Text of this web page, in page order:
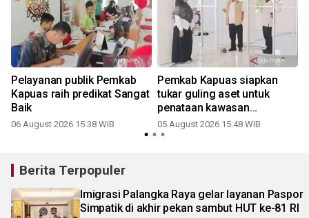
Pelayanan publik Pemkab
Kapuas raih predikat Sangat
Baik
06 August 2026 15:38 WIB
Pemkab Kapuas siapkan
tukar guling aset untuk
penataan kawasan
perkantoran
05 August 2026 15:48 WIB
Berita Terpopuler
Imigrasi Palangka Raya gelar layanan Paspor
Simpatik di akhir pekan sambut HUT ke-81 RI